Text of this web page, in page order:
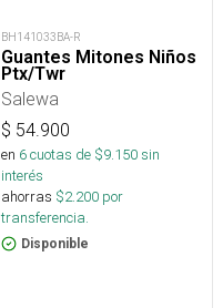
BH141033BA-R
Guantes Mitones Niños
Ptx/Twr
Salewa
$ 54.900
en 6cuotas de $9.150sin
interés
ahorras $2.200 por
transferencia.
Disponible